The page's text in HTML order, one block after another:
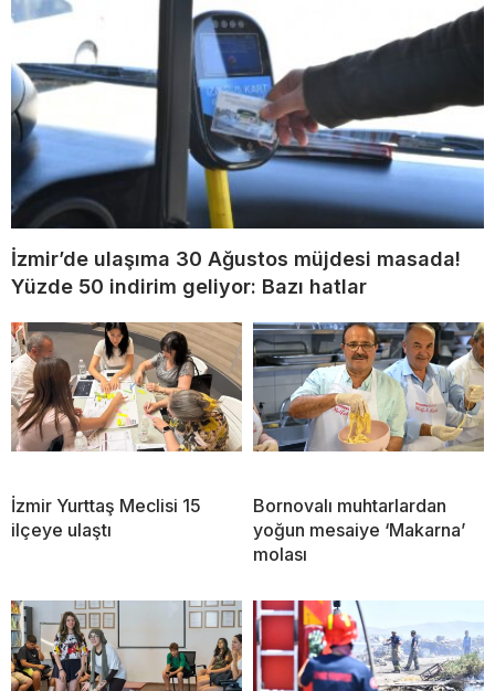
İzmir’de ulaşıma 30 Ağustos müjdesi masada!
Yüzde 50 indirim geliyor: Bazı hatlar
İzmir Yurttaş Meclisi 15
ilçeye ulaştı
Bornovalı muhtarlardan
yoğun mesaiye ‘Makarna’
molası